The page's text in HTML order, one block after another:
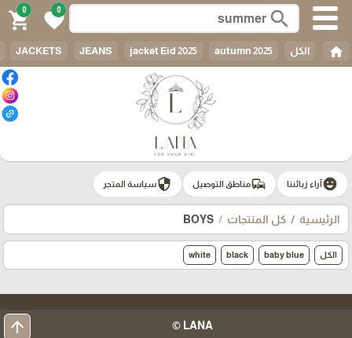
search
0
favorite
0
shopping_cart
home الكل JACKETS JEANS jacket Eid 2025 autumn 2025
emoji_emotionsآراء زبائننا commuteمناطق التوصيل securityسياسة المتجر
الرئيسية كل المنتجات BOYS
الكل baby blue
black
white
LANA ©
arrow_upward